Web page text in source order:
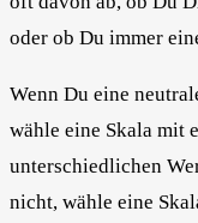
oder ob Du immer
Wenn Du eine
wähle eine Skala mit
unterschiedlichen
nicht, wähle eine